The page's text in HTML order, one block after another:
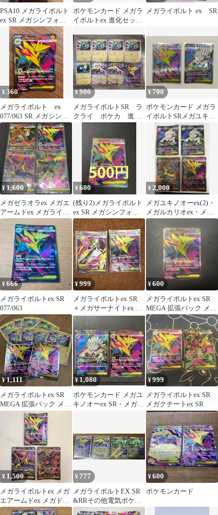
PSA10 メガライボルト
ex SR メガシンフォニ
ポケモンカード メガラ
イボルトex 進化セット
メガライボルト ex SR
¥360
メガライボルト ex
077/063 SR メガシンフ
ォニア
¥900
メガライボルトSR ラ
クライ ポケカ 進化
¥ 700
ポケモンカード メガラ
イボルトSRメガユキノ
オーSR 2枚セット
¥1,600
メガゼラオラex メガエ
アームドex メガライボ
ルトex 他 SR 4枚セット
¥600
(残り2)メガライボルト
ex SR メガシンフォニ
ア キラ 077/063
¥ 2,000
メガユキノオーex(2)・
メガルカリオex・メガ
ライボルトex(sr4枚セッ
¥666
メガライボルトex SR
077/063
¥999
メガライボルトex SR
＋メガサーナイトex SR
2 枚セット
¥600
メガライボルトex SR
MEGA 拡張パック メガ
シンフォニア 077/063
¥1,111
メガライボルトex SR
MEGA 拡張パック メガ
シンフォニア キラ
¥ 1,080
ポケモンカード メガユ
キノオーex SR・メガラ
¥999
メガライボルトex SR
メガクチートex SR
¥ 1,500
メガライボルトex メガ
エアームドex メガドラ
ミドロex SR 3枚セット
¥ 777
メガライボルトEX SR
&RRその他電気ポケモ
ンセット
¥600
ポケモンカード